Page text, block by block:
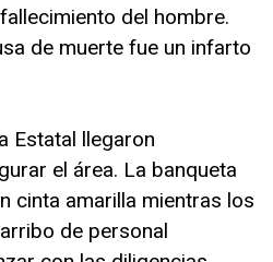
del hombre.
de muerte fue un infarto
Estatal llegaron
el área. La banqueta
cinta amarilla mientras los
de personal